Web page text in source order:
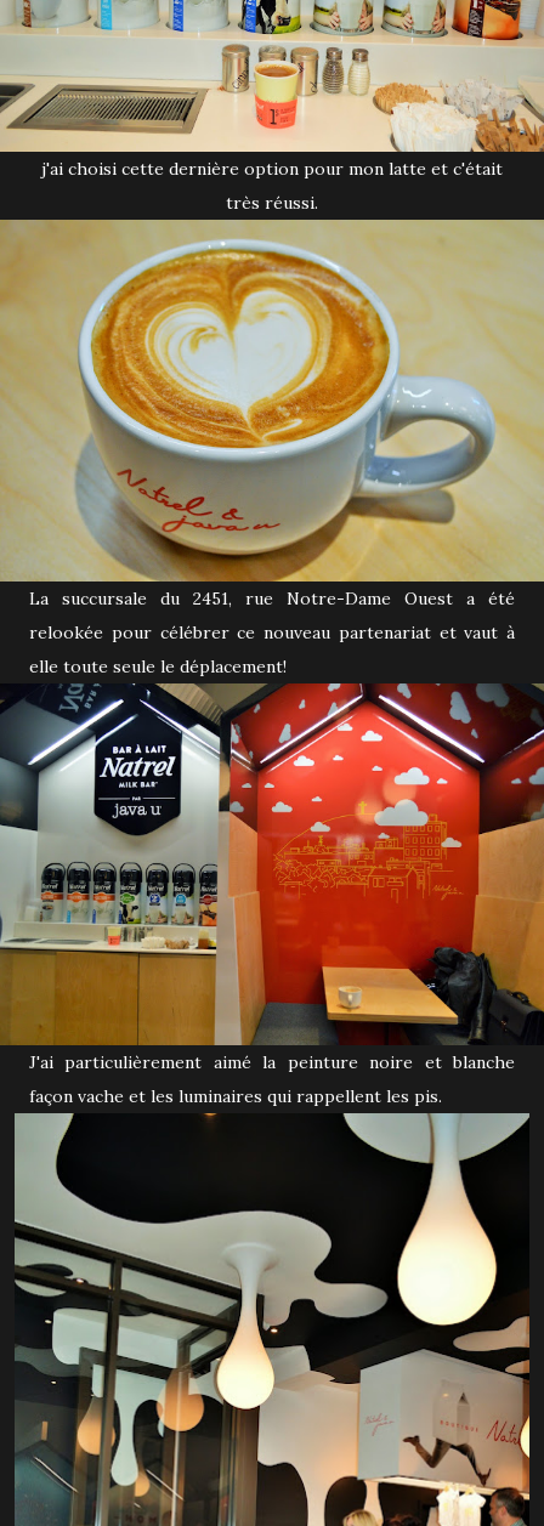
j'ai choisi cette dernière option pour mon latte et c'était
très réussi.
La succursale du 2451, rue Notre-Dame Ouest a été
relookée pour célébrer ce nouveau partenariat et vaut à
elle toute seule le déplacement!
J'ai particulièrement aimé la peinture noire et blanche
façon vache et les luminaires qui rappellent les pis.